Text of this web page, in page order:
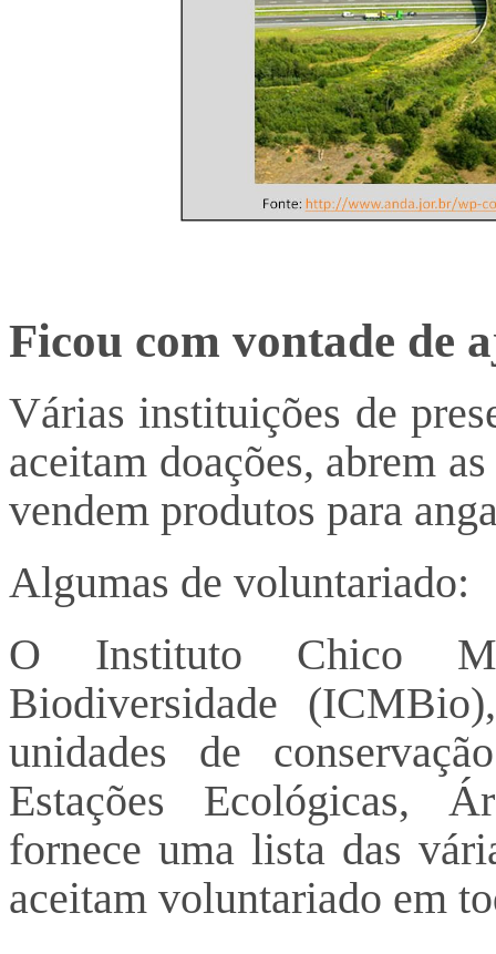
Ficou com vontade de
Várias instituições de
aceitam doações, abrem
vendem produtos para
Algumas de voluntariado:
O Instituto Chico
Biodiversidade
unidades de
Estações Ecológicas,
fornece uma lista das
aceitam voluntariado em